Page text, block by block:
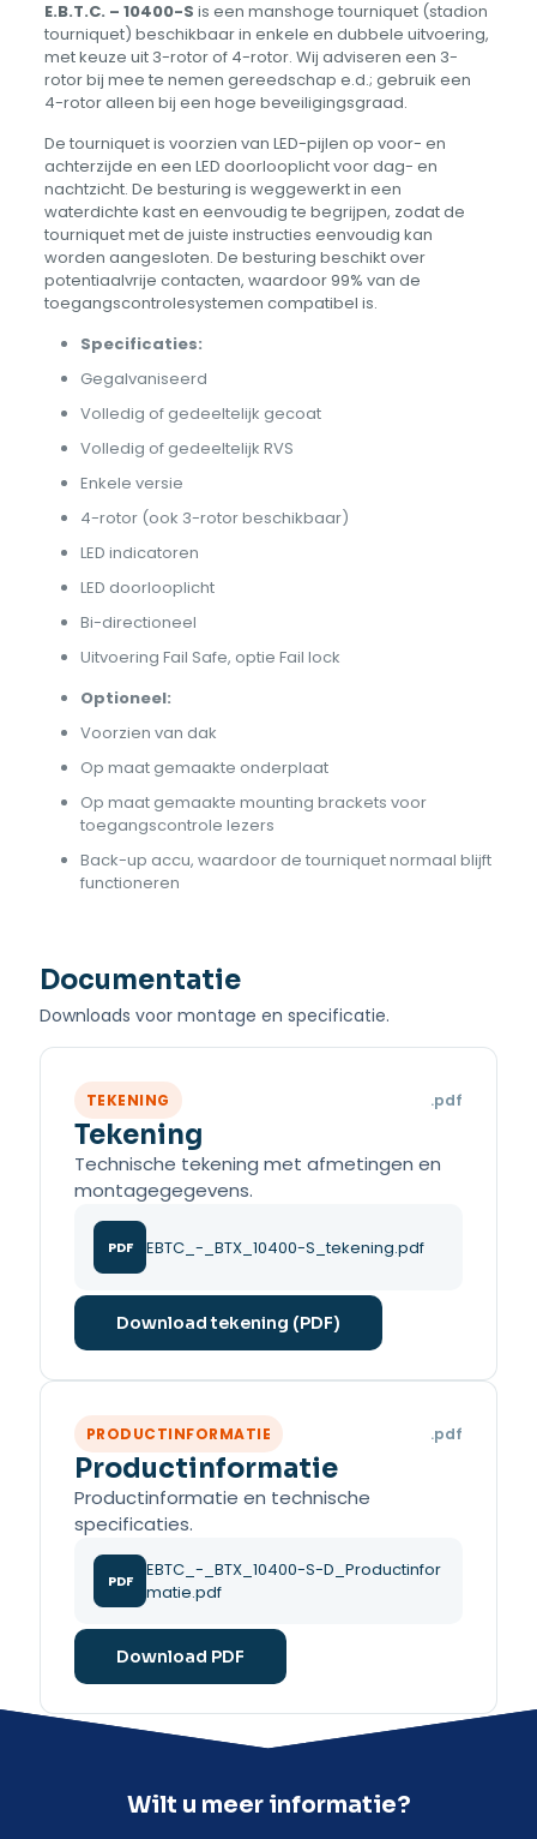
E.B.T.C. – 10400-S is een manshoge tourniquet (stadion
tourniquet) beschikbaar in enkele en dubbele uitvoering,
met keuze uit 3-rotor of 4-rotor. Wij adviseren een 3-
rotor bij mee te nemen gereedschap e.d.; gebruik een
4-rotor alleen bij een hoge beveiligingsgraad.
De tourniquet is voorzien van LED-pijlen op voor- en
achterzijde en een LED doorlooplicht voor dag- en
nachtzicht. De besturing is weggewerkt in een
waterdichte kast en eenvoudig te begrijpen, zodat de
tourniquet met de juiste instructies eenvoudig kan
worden aangesloten. De besturing beschikt over
potentiaalvrije contacten, waardoor 99% van de
toegangscontrolesystemen compatibel is.
Specificaties:
Gegalvaniseerd
Volledig of gedeeltelijk gecoat
Volledig of gedeeltelijk RVS
Enkele versie
4-rotor (ook 3-rotor beschikbaar)
LED indicatoren
LED doorlooplicht
Bi-directioneel
Uitvoering Fail Safe, optie Fail lock
Optioneel:
Voorzien van dak
Op maat gemaakte onderplaat
Op maat gemaakte mounting brackets voor
toegangscontrole lezers
Back-up accu, waardoor de tourniquet normaal blijft
functioneren
Documentatie
Downloads voor montage en specificatie.
TEKENING .pdf
Tekening
Technische tekening met afmetingen en
montagegegevens.
PDF EBTC_-_BTX_10400-S_tekening.pdf
Download tekening (PDF)
PRODUCTINFORMATIE .pdf
Productinformatie
Productinformatie en technische
specificaties.
PDF
EBTC_-_BTX_10400-S-D_Productinfor
matie.pdf
Download PDF
Wilt u meer informatie?